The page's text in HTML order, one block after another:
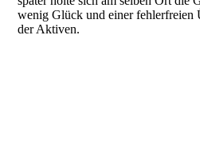
wenig Glück und einer fehlerfreien
der Aktiven.